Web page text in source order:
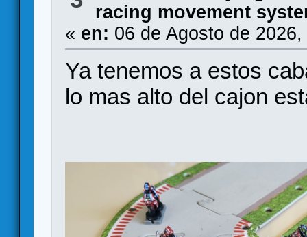
racing movement
« en: 06 de Agosto de
Ya tenemos a estos
lo mas alto del cajon